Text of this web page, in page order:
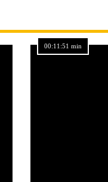
00:11:51 min